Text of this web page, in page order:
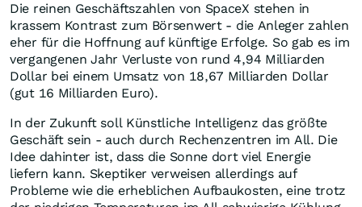
Die reinen Geschäftszahlen von SpaceX stehen in
krassem Kontrast zum Börsenwert - die Anleger zahlen
eher für die Hoffnung auf künftige Erfolge. So gab es im
vergangenen Jahr Verluste von rund 4,94 Milliarden
Dollar bei einem Umsatz von 18,67 Milliarden Dollar
(gut 16 Milliarden Euro).
In der Zukunft soll Künstliche Intelligenz das größte
Geschäft sein - auch durch Rechenzentren im All. Die
Idee dahinter ist, dass die Sonne dort viel Energie
liefern kann. Skeptiker verweisen allerdings auf
Probleme wie die erheblichen Aufbaukosten, eine trotz